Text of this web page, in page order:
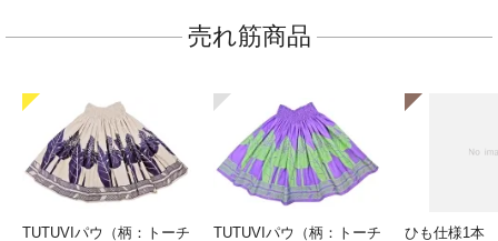
売れ筋商品
TUTUVIパウ（柄：トーチ
TUTUVIパウ（柄：トーチ
ひも仕様1本